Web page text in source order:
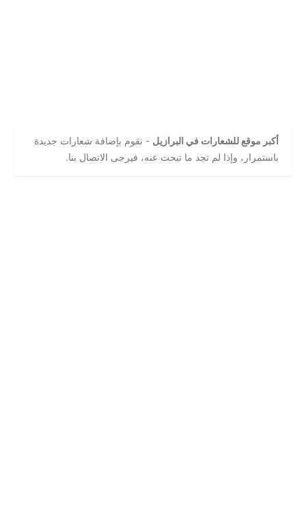
أكبر موقع للشعارات في البرازيل - نقوم بإضافة شعارات جديدة
باستمرار، وإذا لم تجد ما تبحث عنه، فيرجى الاتصال بنا.